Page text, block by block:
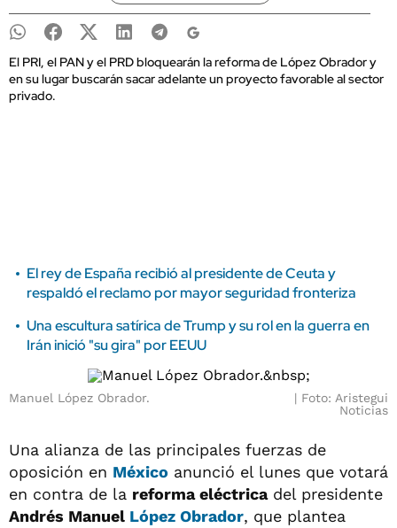
El PRI, el PAN y el PRD bloquearán la reforma de López Obrador y
en su lugar buscarán sacar adelante un proyecto favorable al sector
privado.
El rey de España recibió al presidente de Ceuta y
respaldó el reclamo por mayor seguridad fronteriza
Una escultura satírica de Trump y su rol en la guerra en
Irán inició "su gira" por EEUU
Manuel López Obrador.
Foto: Aristegui
Noticias
Una alianza de las principales fuerzas de
oposición en México anunció el lunes que votará
en contra de la reforma eléctricadel presidente
Andrés Manuel López Obrador, que plantea